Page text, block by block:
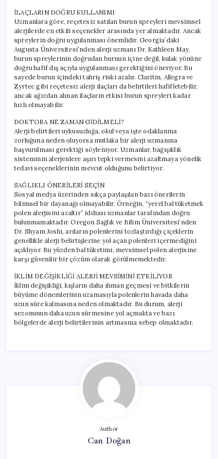
İLAÇLARIN DOĞRU KULLANIMI
Uzmanlara göre, reçetesiz satılan burun spreyleri mevsimsel
alerjilerde en etkili seçenekler arasında yer almaktadır. Ancak
spreylerin doğru uygulanması önemlidir. Georgia’daki
Augusta Üniversitesi’nden alerji uzmanı Dr. Kathleen May,
burun spreylerinin doğrudan burnun içine değil, kulak yönüne
doğru hafif dış açıyla uygulanması gerektiğini öneriyor. Bu
sayede burun içindeki tahriş riski azalır. Claritin, Allegra ve
Zyrtec gibi reçetesiz alerji ilaçları da belirtileri hafifletebilir,
ancak ağızdan alınan ilaçların etkisi burun spreyleri kadar
hızlı olmayabilir.
DOKTORA NE ZAMAN GİDİLMELİ?
Alerji belirtileri uykusuzluğa, okul veya işte odaklanma
zorluğuna neden oluyorsa mutlaka bir alerji uzmanına
başvurulması gerektiği söyleniyor. Uzmanlar, bağışıklık
sisteminin alerjenlere aşırı tepki vermesini azaltmaya yönelik
tedavi seçeneklerinin mevcut olduğunu belirtiyor.
SAĞLIKLI ÖNERİLERİ SEÇİN
Sosyal medya üzerinden sıkça paylaşılan bazı önerilerin
bilimsel bir dayanağı olmayabilir. Örneğin, “yerel bal tüketmek
polen alerjisini azaltır” iddiası uzmanlar tarafından doğru
bulunmamaktadır. Oregon Sağlık ve Bilim Üniversitesi’nden
Dr. Shyam Joshi, arıların polenlerini tozlaştırdığı çiçeklerin
genellikle alerji belirtişlerine yol açan polenleri içermediğini
açıklıyor. Bu yüzden bal tüketimi, mevsimsel polen alerjisine
karşı güvenilir bir çözüm olarak görülmemektedir.
İKLİM DEĞİŞİKLİĞİ ALERJİ MEVSİMİNİ ETKİLİYOR
İklim değişikliği, kışların daha ılıman geçmesi ve bitkilerin
büyüme dönemlerinin uzamasıyla polenlerin havada daha
uzun süre kalmasına neden olmaktadır. Bu durum, alerji
sezonunun daha uzun sürmesine yol açmakta ve bazı
bölgelerde alerji belirtilerinin artmasına sebep olmaktadır.
Author
Can Doğan